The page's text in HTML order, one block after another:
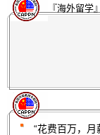
『海外留学
“花费百万，月